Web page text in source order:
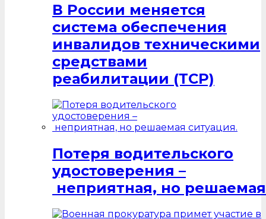
В России меняется
система обеспечения
инвалидов техническими
средствами
реабилитации (ТСР)
Потеря водительского
удостоверения –
неприятная, но